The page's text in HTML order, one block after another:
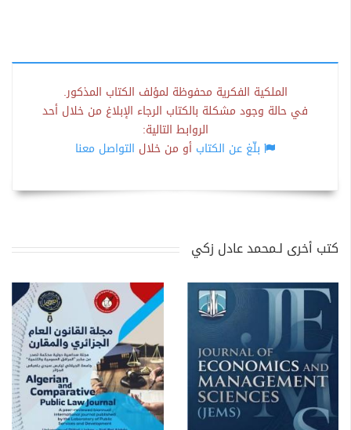
الملكية الفكرية محفوظة لمؤلف الكتاب المذكور.
في حالة وجود مشكلة بالكتاب الرجاء الإبلاغ من خلال أحد
الروابط التالية:
بلّغ عن الكتاب أو من خلال التواصل معنا
كتب أخرى لـمحمد عادل زكي